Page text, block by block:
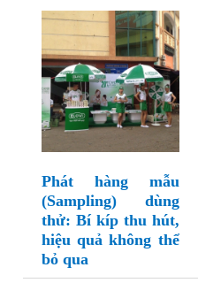
Phát hàng mẫu
(Sampling) dùng
thử: Bí kíp thu hút,
hiệu quả không thể
bỏ qua